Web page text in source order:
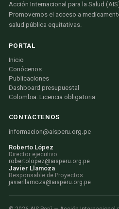
Acción Internacional para la Salud
Promovemos el acceso a
salud pública equitativas.
PORTAL
Inicio
Conócenos
Publicaciones
Dashboard presupuestal
Colombia: Licencia obligatoria
CONTÁCTENOS
informacion@aisperu.org.pe
Roberto López
Director ejecutivo
robertolopez@aisperu.org.pe
Javier Llamoza
Responsable de Proyectos
javierllamoza@aisperu.org.pe